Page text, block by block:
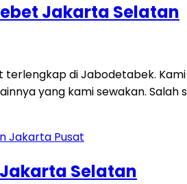
Jakarta Selatan
di Jabodetabek.
yang kami sewakan.
Selatan